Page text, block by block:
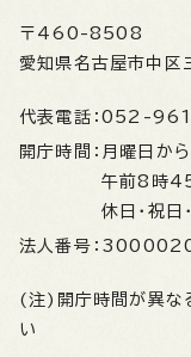
〒460-8508
愛知県名古屋市中区
代表電話： 052-
開庁時間： 月曜日か
午前8時
休日・祝日
法人番号：
(注)開庁時間が異な
い